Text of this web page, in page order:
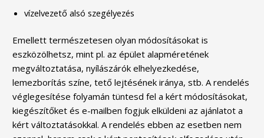
vízelvezető alsó szegélyezés
Emellett természetesen olyan módosításokat is
eszközölhetsz, mint pl. az épület alapméretének
megváltoztatása, nyílászárók elhelyezkedése,
lemezborítás színe, tető lejtésének iránya, stb. A rendelés
véglegesítése folyamán tüntesd fel a kért módosításokat,
kiegészítőket és e-mailben fogjuk elküldeni az ajánlatot a
kért változtatásokkal. A rendelés ebben az esetben nem